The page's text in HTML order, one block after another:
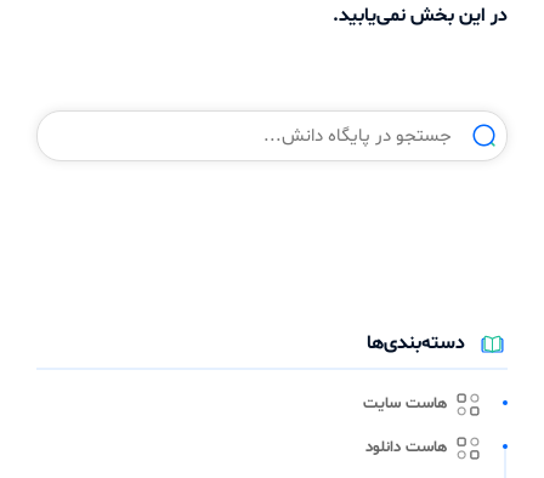
در این بخش نمی‌یابید.
دسته‌بندی‌ها
هاست سایت
هاست دانلود